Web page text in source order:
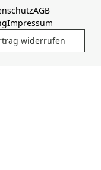
AGB
Impressum
widerrufen